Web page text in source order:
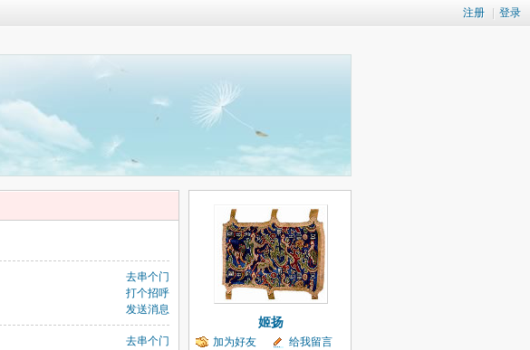
注册 登录
去串个门
打个招呼
发送消息
去串个门
姬扬
加为好友
给我留言